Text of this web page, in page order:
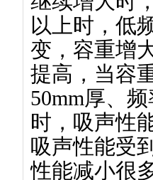
以上时，低
变，容重增
提高，当容
50mm厚、
时，吸声性
吸声性能受
性能减小很